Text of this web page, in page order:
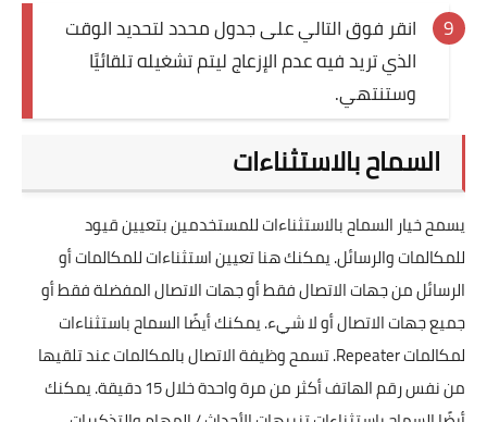
انقر فوق التالي على جدول محدد لتحديد الوقت
الذي تريد فيه عدم الإزعاج ليتم تشغيله تلقائيًا
وستنتهي.
السماح بالاستثناءات
يسمح خيار السماح بالاستثناءات للمستخدمين بتعيين قيود
للمكالمات والرسائل. يمكنك هنا تعيين استثناءات للمكالمات أو
الرسائل من جهات الاتصال فقط أو جهات الاتصال المفضلة فقط أو
جميع جهات الاتصال أو لا شيء. يمكنك أيضًا السماح باستثناءات
لمكالمات Repeater. تسمح وظيفة الاتصال بالمكالمات عند تلقيها
من نفس رقم الهاتف أكثر من مرة واحدة خلال 15 دقيقة. يمكنك